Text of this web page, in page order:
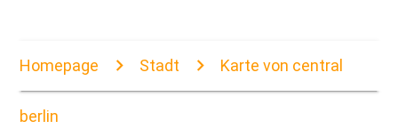
Homepage Stadt Karte von central
berlin